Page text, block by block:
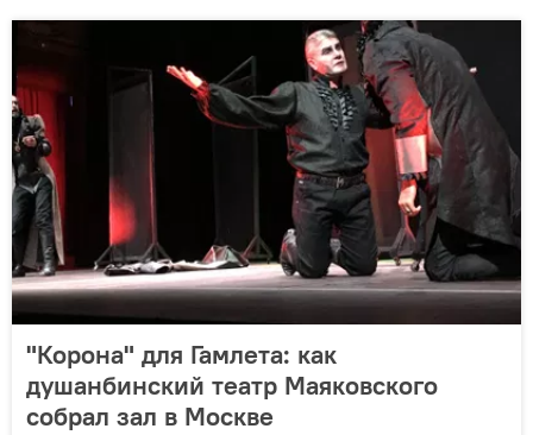
"Корона" для Гамлета: как
душанбинский театр Маяковского
собрал зал в Москве